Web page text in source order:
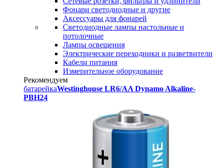
Фонари светодиодные и другие
Аксессуары для фонарей
Светодиодные лампы настольные и
потолочные
Лампы освещения
Электрические переходники и разветвители
Кабели питания
Измерительное оборудование
Рекомендуем
батарейкаWestinghouse LR6/AA Dynamo Alkaline-
PBH24